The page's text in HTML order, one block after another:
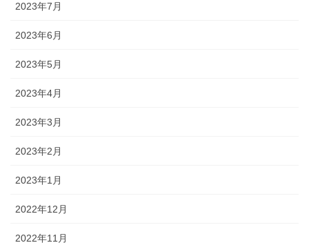
2023年7月
2023年6月
2023年5月
2023年4月
2023年3月
2023年2月
2023年1月
2022年12月
2022年11月